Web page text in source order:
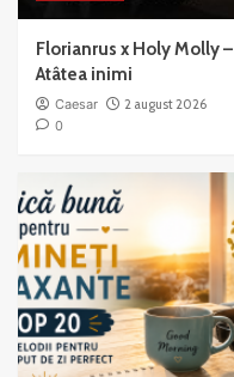
Florianrus x Holy Molly –
Atâtea inimi
Caesar
2 august 2026
0